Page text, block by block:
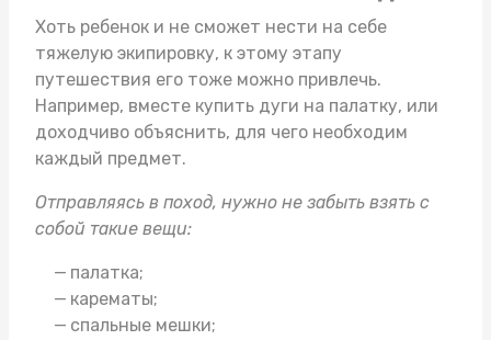
Хоть ребенок и не сможет нести на себе
тяжелую экипировку, к этому этапу
путешествия его тоже можно привлечь.
Например, вместе купить дуги на палатку, или
доходчиво объяснить, для чего необходим
каждый предмет.
Отправляясь в поход, нужно не забыть взять с
собой такие вещи:
палатка;
карематы;
спальные мешки;